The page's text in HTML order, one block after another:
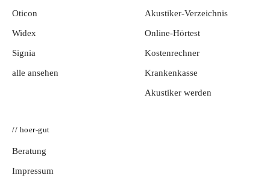
Oticon
Widex
Signia
alle ansehen
Akustiker-Verzeichnis
Online-Hörtest
Kostenrechner
Krankenkasse
Akustiker werden
// hoer-gut
Beratung
Impressum